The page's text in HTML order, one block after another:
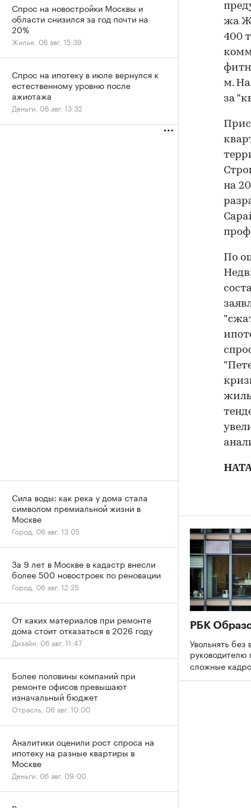
жа
400
м. На
за
на
По
РБК
Увольнять без
руководителю
сложные
Спрос на новостройки Москвы и
области снизился за год почти на
20%
Жилье, 06 авг, 15:39
Спрос на ипотеку в июле вернулся к
естественному уровню после
ажиотажа
Деньги, 06 авг, 13:32
Сила воды: как река у дома стала
символом премиальной жизни в
Москве
Город, 06 авг, 13:05
За 9 лет в Москве в кадастр внесли
более 500 новостроек по реновации
Город, 06 авг, 12:25
От каких материалов при ремонте
дома стоит отказаться в 2026 году
Дизайн, 06 авг, 11:47
Более половины компаний при
ремонте офисов превышают
изначальный бюджет
Отрасль, 06 авг, 10:00
Аналитики оценили рост спроса на
ипотеку на разные квартиры в
Москве
Деньги, 06 авг, 09:00